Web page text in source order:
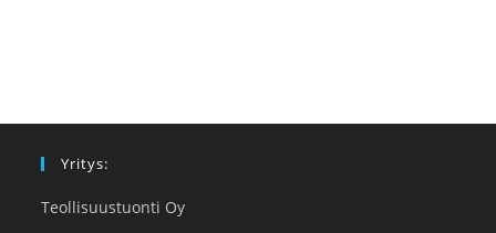
Yritys:
Teollisuustuonti Oy